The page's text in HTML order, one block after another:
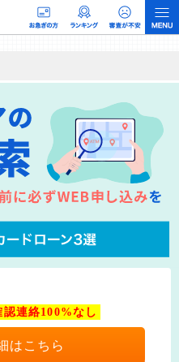
いう収益モデルです。 ただし、特定の
部の調査／ユーザーへの口コミ収集な
っています。
認連絡100%なし
はこちら